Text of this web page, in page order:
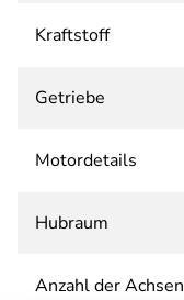
Kraftstoff
Getriebe
Motordetails
Hubraum
Anzahl der Achsen